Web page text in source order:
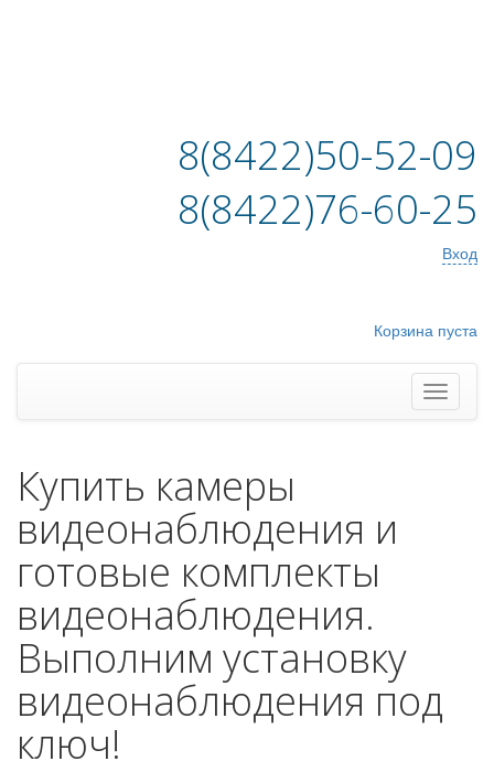
8(8422)50-52-09
8(8422)76-60-25
Вход
Корзина пуста
Купить камеры
видеонаблюдения и
готовые комплекты
видеонаблюдения.
Выполним установку
видеонаблюдения под
ключ!